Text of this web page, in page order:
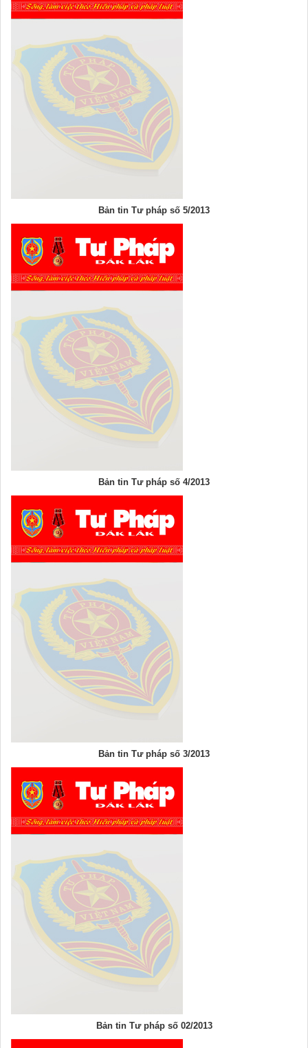
Bản tin Tư pháp số 5/2013
Bản tin Tư pháp số 4/2013
Bản tin Tư pháp số 3/2013
Bản tin Tư pháp số 02/2013